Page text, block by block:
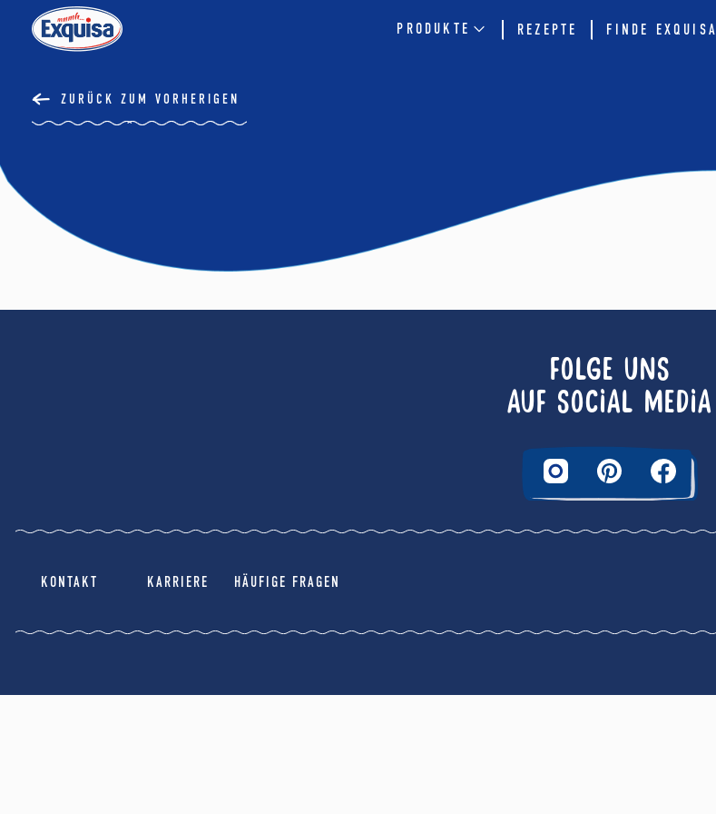
PRODUKTE REZEPTE FINDE EXQUISA
ZURÜCK ZUM VORHERIGEN
FOLGE UNS
AUF SOCIAL MEDIA
KONTAKT KARRIERE HÄUFIGE FRAGEN